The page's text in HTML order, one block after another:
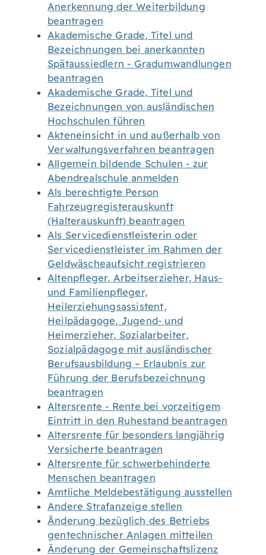
Anerkennung der Weiterbildung
beantragen
Akademische Grade, Titel und
Bezeichnungen bei anerkannten
Spätaussiedlern - Gradumwandlungen
beantragen
Akademische Grade, Titel und
Bezeichnungen von ausländischen
Hochschulen führen
Akteneinsicht in und außerhalb von
Verwaltungsverfahren beantragen
Allgemein bildende Schulen - zur
Abendrealschule anmelden
Als berechtigte Person
Fahrzeugregisterauskunft
(Halterauskunft) beantragen
Als Servicedienstleisterin oder
Servicedienstleister im Rahmen der
Geldwäscheaufsicht registrieren
Altenpfleger, Arbeitserzieher, Haus-
und Familienpfleger,
Heilerziehungsassistent,
Heilpädagoge, Jugend- und
Heimerzieher, Sozialarbeiter,
Sozialpädagoge mit ausländischer
Berufsausbildung – Erlaubnis zur
Führung der Berufsbezeichnung
beantragen
Altersrente - Rente bei vorzeitigem
Eintritt in den Ruhestand beantragen
Altersrente für besonders langjährig
Versicherte beantragen
Altersrente für schwerbehinderte
Menschen beantragen
Amtliche Meldebestätigung ausstellen
Andere Strafanzeige stellen
Änderung bezüglich des Betriebs
gentechnischer Anlagen mitteilen
Änderung der Gemeinschaftslizenz